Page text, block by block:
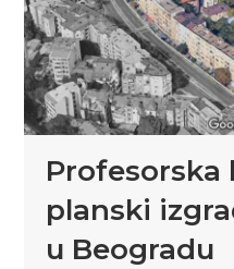
Profesorska
planski
u Beogradu